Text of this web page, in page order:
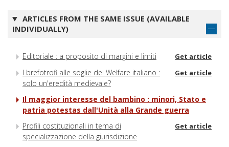
ARTICLES FROM THE SAME ISSUE (AVAILABLE
INDIVIDUALLY)
Editoriale : a proposito di margini e limiti Get article
I brefotrofi alle soglie del Welfare italiano :
solo un'eredità medievale?
Get article
Il maggior interesse del bambino : minori, Stato e
patria potestas dall'Unità alla Grande guerra
Profili costituzionali in tema di
specializzazione della giurisdizione
Get article